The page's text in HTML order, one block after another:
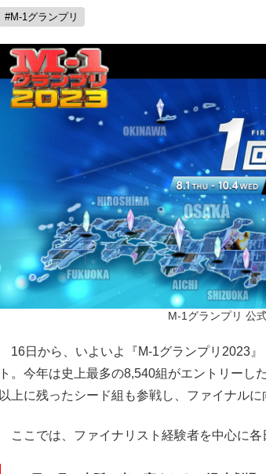
#M-1グランプリ
M-1グランプリ 公
16日から、いよいよ『M-1グランプリ2023
ト。今年は史上最多の8,540組がエントリーし
以上に残ったシード組も参戦し、ファイナルに
ここでは、ファイナリスト経験者を中心に各